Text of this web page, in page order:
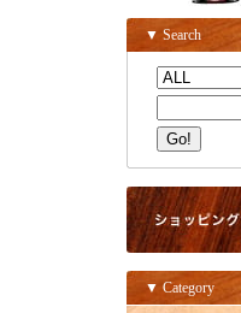
▼ Search
▼ Category